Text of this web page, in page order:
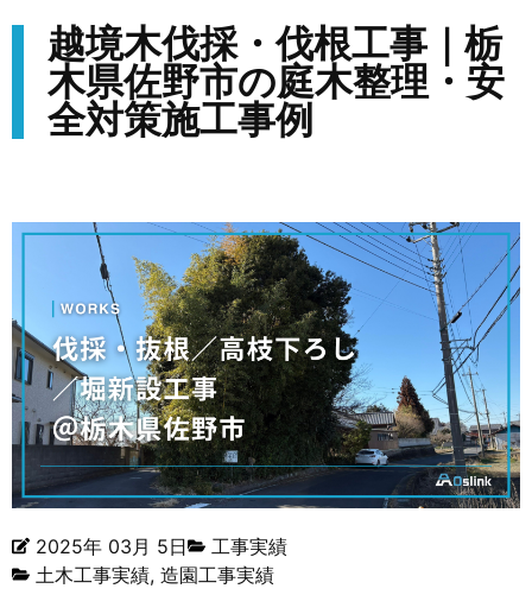
越境木伐採・伐根工事｜栃
木県佐野市の庭木整理・安
全対策施工事例
2025年 03月 5日
工事実績
土木工事実績, 造園工事実績